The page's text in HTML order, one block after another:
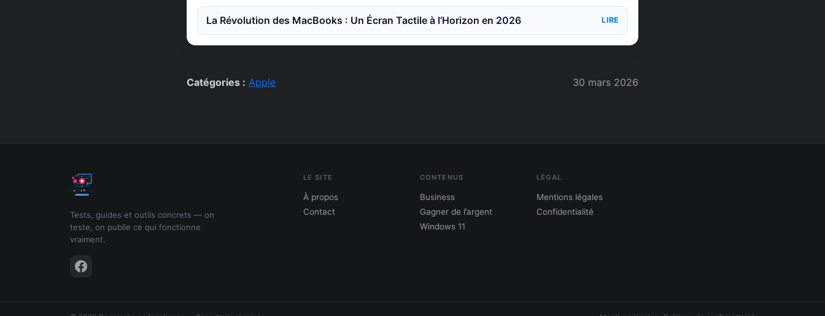
La Révolution des MacBooks : Un Écran Tactile à l’Horizon en 2026 LIRE
Catégories : Apple 30 mars 2026
Tests, guides et outils concrets — on
teste, on publie ce qui fonctionne
vraiment.
LE SITE
À propos
Contact
CONTENUS
Business
Gagner de l’argent
Windows 11
LÉGAL
Mentions légales
Confidentialité